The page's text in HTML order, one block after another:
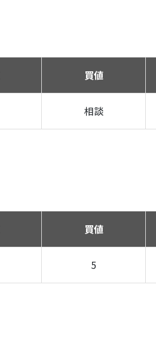
買値
相談
買値
5